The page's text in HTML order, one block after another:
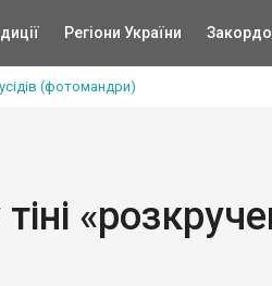
Регіони України
(фотомандри)